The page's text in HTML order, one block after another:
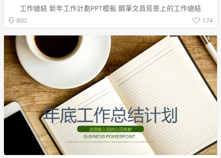
工作總結 新年工作計劃PPT模板 鋼筆文具背景上的工作總結
800 174